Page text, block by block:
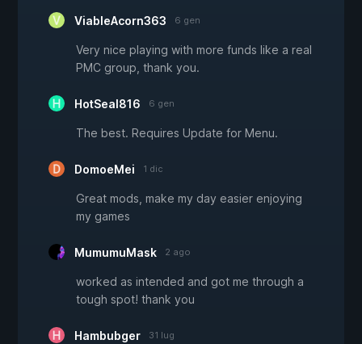
ViableAcorn363 6 gen
Very nice playing with more funds like a real
PMC group, thank you.
HotSeal816 6 gen
The best. Requires Update for Menu.
DomoeMei 1 dic
Great mods, make my day easier enjoying
my games
MumumuMask 2 ago
worked as intended and got me through a
tough spot! thank you
Hambubger 31 lug